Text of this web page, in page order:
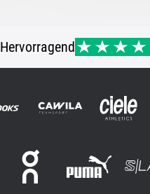
Hervorragend